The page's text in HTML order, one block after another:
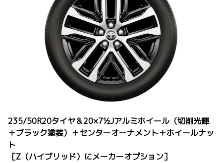
235/50R20タイヤ＆20×7½Jアルミホイール（切削光輝
＋ブラック塗装）＋センターオーナメント＋ホイールナッ
ト
［Z（ハイブリッド）にメーカーオプション］